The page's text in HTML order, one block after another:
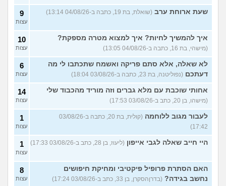
שעת ארוחת ערב (שואלת, בת 19, כתבה ב-04/08/26 13:14) 9
עצות
איך להמשיך לחיות? איך למצוא מטרה מספקת?
(מישהי, בת 16, כתבה ב-04/08/26 13:05)
10
עצות
לא שאלה, אלא סתם פריקה ואשמח שתכתבו לי מה
דעתכם (נפוליטנה, בת 23, כתבה ב-03/08/26 18:04)
6
עצות
אחותי שוכבת עם מלא גברים וזה מוריד מהכבוד שלי
(מישהו, בן 20, כתב ב-03/08/26 17:53)
14
עצות
לעבור מגוב ללוחמה
(קולית, בת 20, כתבה ב-03/08/26
17:42)
1
עצות
היי חייב שאלה לגבי אייפון (ליעוז, בן 28, כתב ב-03/08/26 17:33) 1
עצות
האם הסתרת פרופיל פיקטיבי ומחיקת חיפושים
נחשב בגידה? (בדרןהסקרן, בן 33, כתב ב-03/08/26 17:24)
8
עצות